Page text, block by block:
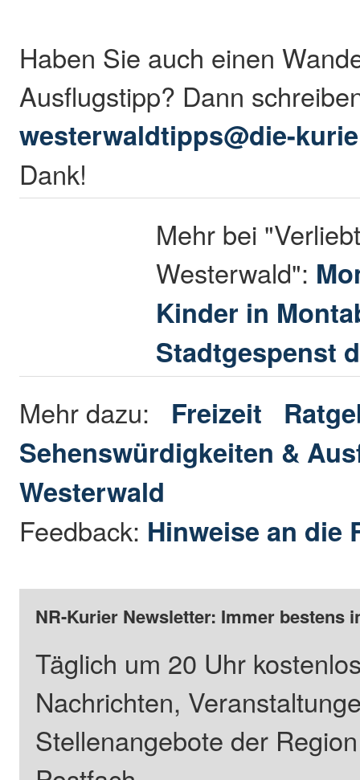
Haben Sie auch einen
Ausflugstipp? Dann
westerwaldtipps@die-
Dank!
Mehr bei
Westerwald":
Kinder in Montabaur: Mit
Stadtgespenst durch die
Mehr dazu: Freizeit
Sehenswürdigkeiten &
Westerwald
Feedback: Hinweise an die
NR-Kurier Newsletter: Immer bestens
Täglich um 20 Uhr
Nachrichten,
Stellenangebote der